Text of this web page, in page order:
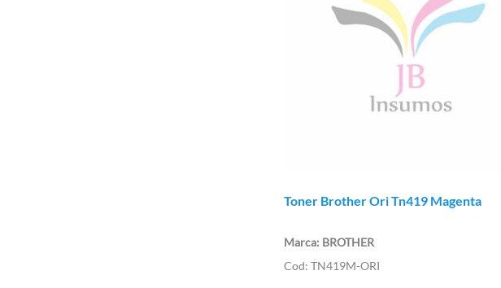
Toner Brother Ori Tn419 Magenta
BROTHER
TN419M-ORI